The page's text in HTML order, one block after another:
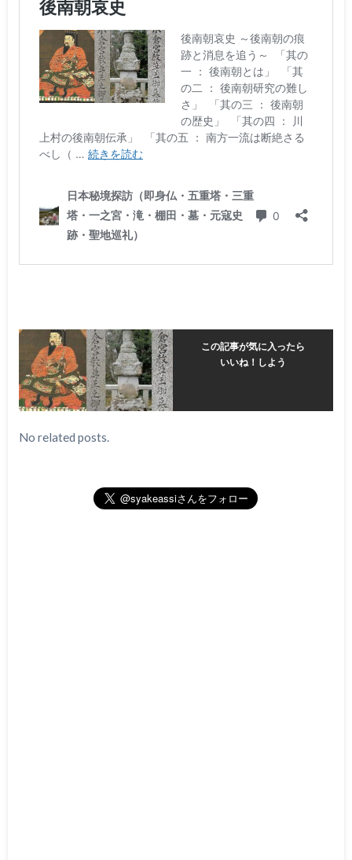
この記事が気に入ったら
いいね！しよう
No related posts.